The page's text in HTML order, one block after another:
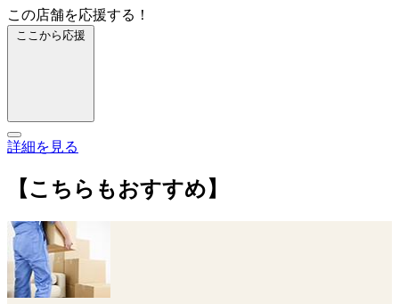
この店舗を応援する！
ここから応援
詳細を見る
【こちらもおすすめ】